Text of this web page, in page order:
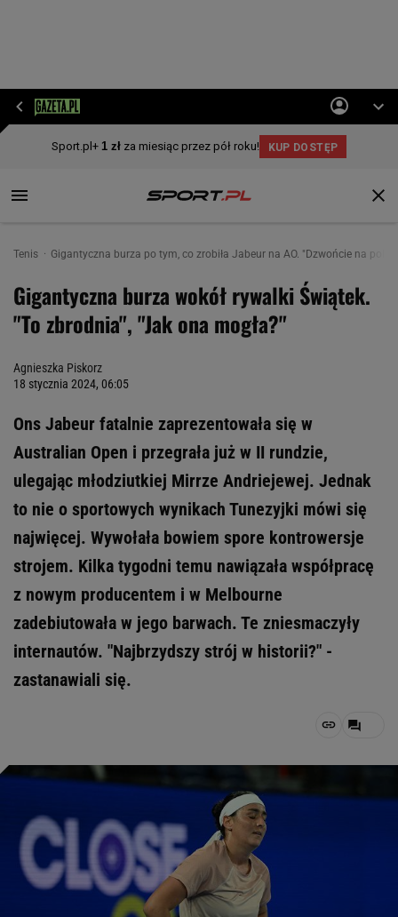
Tenis Gigantyczna burza po tym, co zrobiła Jabeur na AO. "Dzwońcie na
Gigantyczna burza wokół rywalki Świątek.
"To zbrodnia", "Jak ona mogła?"
Agnieszka Piskorz
18 stycznia 2024, 06:05
Ons Jabeur fatalnie zaprezentowała się w
Australian Open i przegrała już w II rundzie,
ulegając młodziutkiej Mirrze Andriejewej. Jednak
to nie o sportowych wynikach Tunezyjki mówi się
najwięcej. Wywołała bowiem spore kontrowersje
strojem. Kilka tygodni temu nawiązała współpracę
z nowym producentem i w Melbourne
zadebiutowała w jego barwach. Te zniesmaczyły
internautów. "Najbrzydszy strój w historii?" -
zastanawiali się.